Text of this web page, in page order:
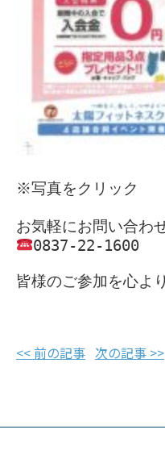
※写真をクリック
0837‐22‐1600
<< 前の記事 次の記事 >>